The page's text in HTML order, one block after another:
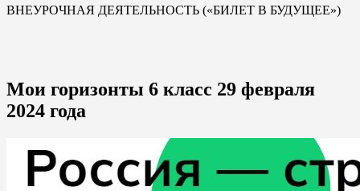
ВНЕУРОЧНАЯ ДЕЯТЕЛЬНОСТЬ («БИЛЕТ В БУДУЩЕЕ»)
Мои горизонты 6 класс 29 февраля
2024 года